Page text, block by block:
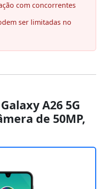
com concorrentes
ser limitadas no
A26 5G
de 50MP,